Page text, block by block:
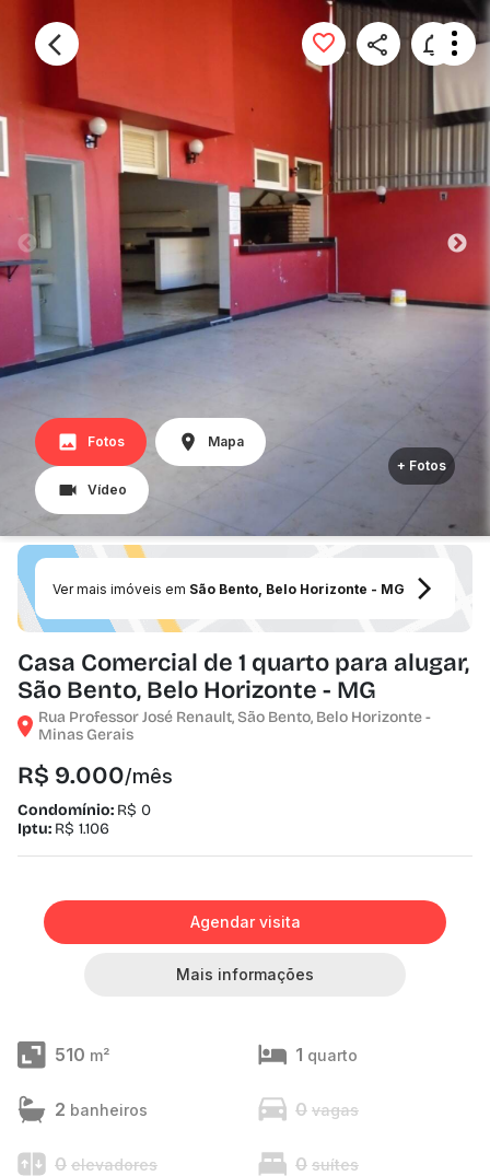
Fotos Mapa
Vídeo
+ Fotos
Ver mais imóveis em São Bento, Belo Horizonte - MG
Casa Comercial de 1 quarto para alugar,
São Bento, Belo Horizonte - MG
Rua Professor José Renault, São Bento, Belo Horizonte -
Minas Gerais
R$ 9.000/mês
Condomínio: R$ 0
Iptu: R$ 1.106
Agendar visita
Mais informações
510 m² 1 quarto
2 banheiros 0 vagas
0 elevadores 0 suítes